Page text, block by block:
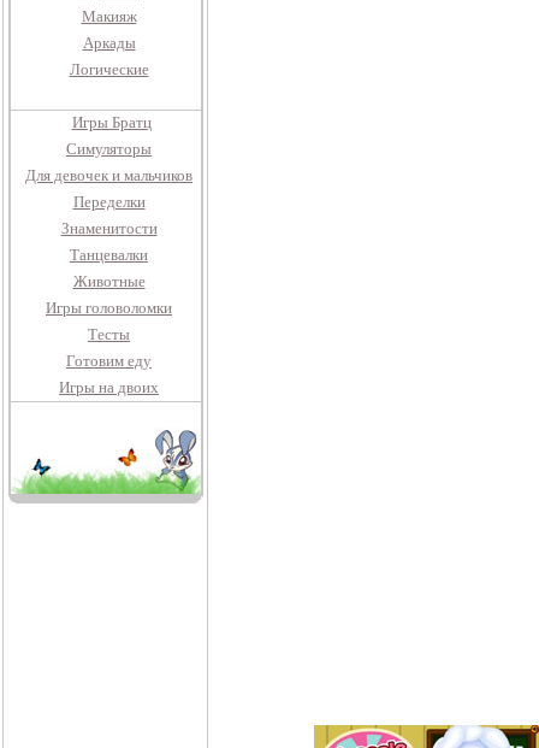
Макияж
Аркады
Логические
Игры Братц
Симуляторы
Для девочек и мальчиков
Переделки
Знаменитости
Танцевалки
Животные
Игры головоломки
Тесты
Готовим еду
Игры на двоих